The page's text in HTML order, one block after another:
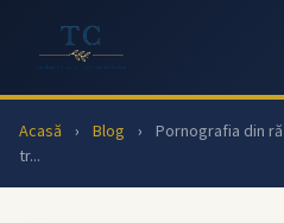
Acasă › Blog ›
Pornografia din
tr...